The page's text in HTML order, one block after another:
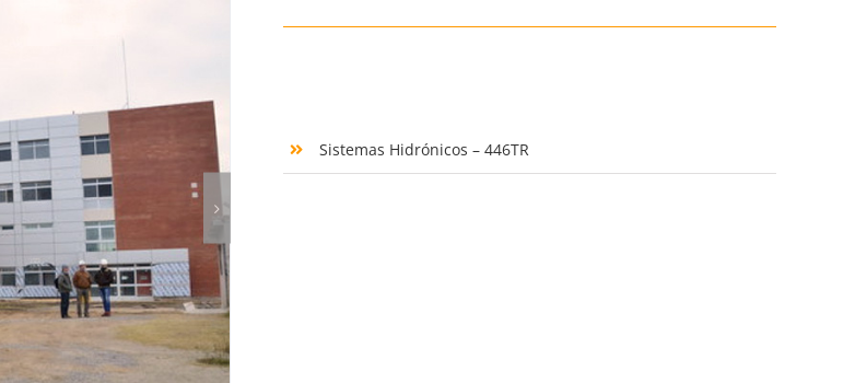
Sistemas Hidrónicos – 446TR